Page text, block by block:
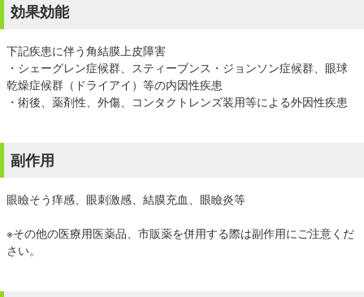
効果効能
下記疾患に伴う角結膜上皮障害
・シェーグレン症候群、スティーブンス・ジョンソン症候群、眼球
乾燥症候群（ドライアイ）等の内因性疾患
・術後、薬剤性、外傷、コンタクトレンズ装用等による外因性疾患
副作用
眼瞼そう痒感、眼刺激感、結膜充血、眼瞼炎等
※その他の医療用医薬品、市販薬を併用する際は副作用にご注意くだ
さい。